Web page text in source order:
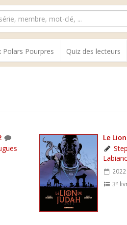
Polars Pourpres Quiz des lecteurs
Le
2022
3e